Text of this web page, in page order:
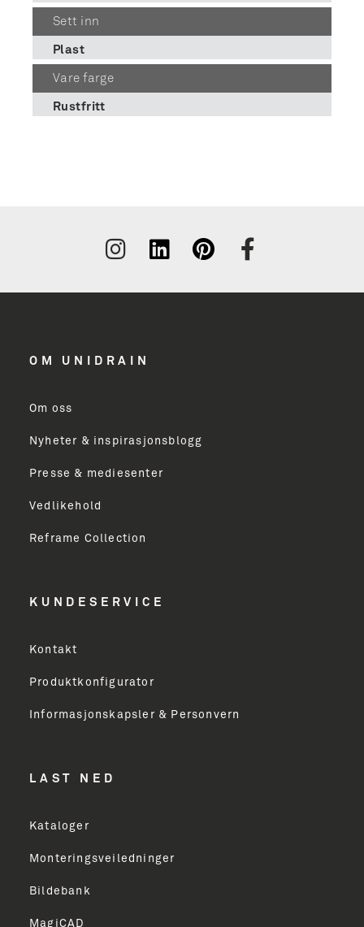
Sett inn
Plast
Vare farge
Rustfritt
OM UNIDRAIN
Om oss
Nyheter & inspirasjonsblogg
Presse & mediesenter
Vedlikehold
Reframe Collection
KUNDESERVICE
Kontakt
Produktkonfigurator
Informasjonskapsler & Personvern
LAST NED
Kataloger
Monteringsveiledninger
Bildebank
MagiCAD